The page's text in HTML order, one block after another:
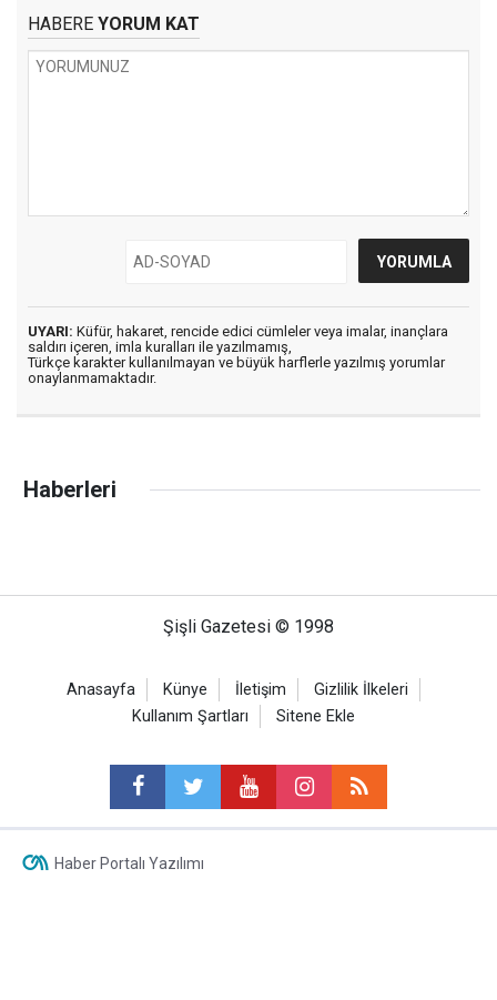
HABERE YORUM KAT
UYARI: Küfür, hakaret, rencide edici cümleler veya imalar, inançlara
saldırı içeren, imla kuralları ile yazılmamış,
Türkçe karakter kullanılmayan ve büyük harflerle yazılmış yorumlar
onaylanmamaktadır.
Haberleri
Şişli Gazetesi © 1998
Anasayfa Künye İletişim
Gizlilik İlkeleri
Kullanım Şartları
Sitene Ekle
Haber Portalı Yazılımı